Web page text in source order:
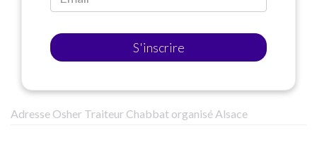
S'inscrire
Adresse Osher Traiteur Chabbat organisé Alsace